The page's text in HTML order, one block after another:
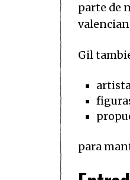
parte de
Gil
para